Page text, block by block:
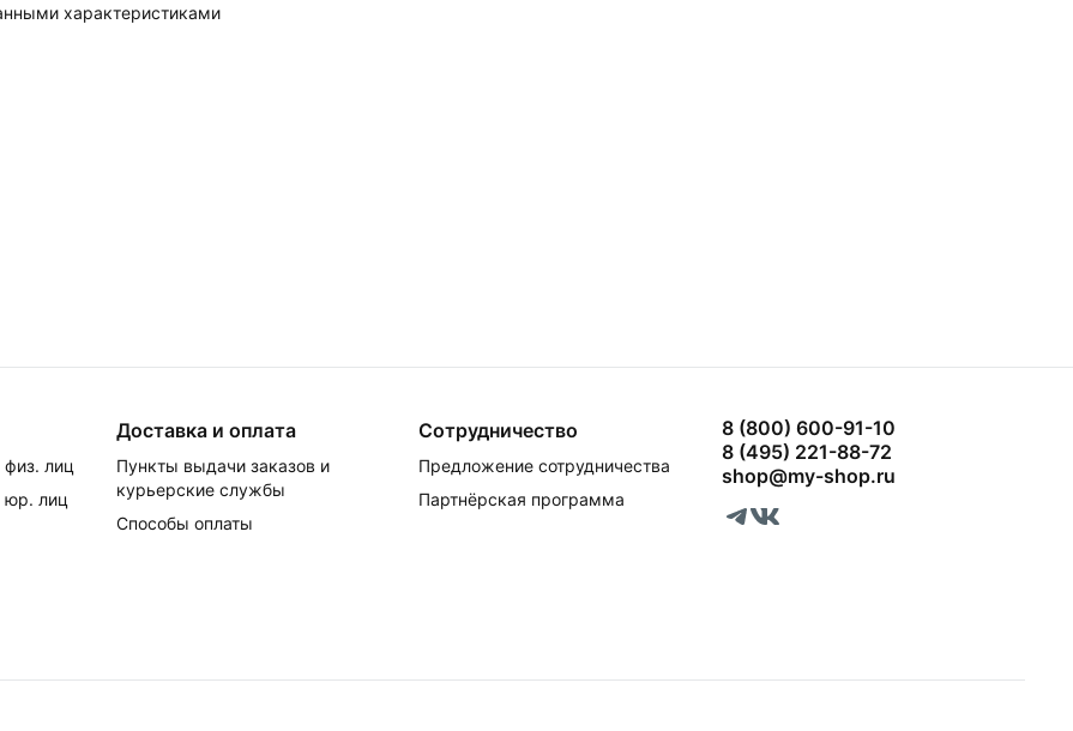
характеристиками
физ. лиц
юр. лиц
Доставка и оплата
Пункты выдачи заказов и
курьерские службы
Способы оплаты
Сотрудничество
Предложение сотрудничества
Партнёрская программа
8 (800) 600-91-10
8 (495) 221-88-72
shop@my-shop.ru